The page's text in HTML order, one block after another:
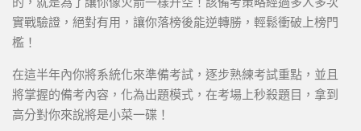
實戰驗證，絕對有用，讓你落榜後能逆轉勝，輕鬆衝破上榜門
檻！
在這半年內你將系統化來準備考試，逐步熟練考試重點，並且
將掌握的備考內容，化為出題模式，在考場上秒殺題目，拿到
高分對你來說將是小菜一碟！